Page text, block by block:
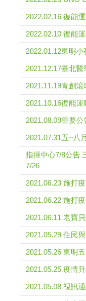
2022.02.16 復能
2022.02.10 復能
2022.01.12東明
2021.12.17臺北
2021.11.19青創滾
2021.10.16復能運
2021.08.09重要公
2021.07.31五~八
指揮中心7/8公告
7/26
2021.06.23 施打
2021.06.22 施打
2021.06.11 老寶
2021.05.29 住民
2021.05.26 東明
2021.05.25 疫情
2021.05.08 視訊